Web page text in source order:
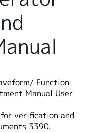
Function
Manual User
verification and
3390.